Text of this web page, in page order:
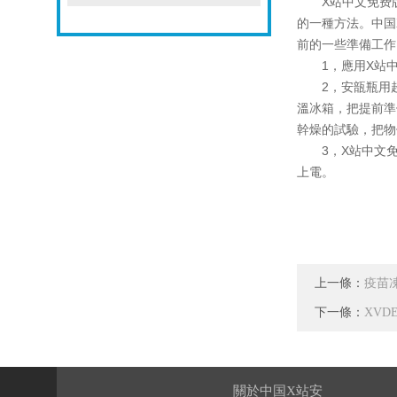
的一種方法。中
前的一些準備工
1，應用X站中
2，安瓿瓶用超
溫冰箱，把提前
幹燥的試驗，把
3，X站中文免
上電。
上一條： 疫苗
下一條：
關於中国X站安